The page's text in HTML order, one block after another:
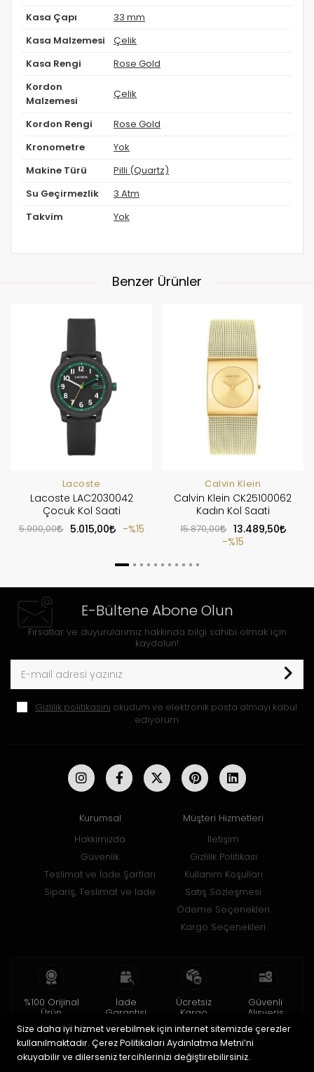
Kasa Çapı 33 mm
Kasa Malzemesi Çelik
Kasa Rengi Rose Gold
Kordon
Malzemesi
Çelik
Kordon Rengi Rose Gold
Kronometre Yok
Makine Türü Pilli (Quartz)
Su Geçirmezlik 3 Atm
Takvim Yok
Benzer Ürünler
Lacoste
Lacoste LAC2030042
Çocuk Kol Saati
5.900,00 5.015,00 %15
Calvin Klein
Calvin Klein CK25100062
Kadın Kol Saati
15.870,00
13.489,50
%15
E-Bültene Abone Olun
Fırsatlar ve duyurularımız hakkında bilgi sahibi olmak için
kaydolun!
Gizlilik politikasını okudum ve elektronik posta almayı kabul
ediyorum.
Kurumsal
Hakkımızda
Güvenlik
Teslimat ve İade Şartları
Sipariş, Teslimat ve İade
Müşteri Hizmetleri
İletişim
Gizlilik Politikası
Kullanım Koşulları
Satış Sözleşmesi
Ödeme Seçenekleri
Kargo Seçenekleri
%100 Orijinal
Ürün
2 yıl garanti
İade
Garantisi
15 gün içinde
iade
Ücretsiz
Kargo
150 TL ve üzeri
Güvenli
Alışveriş
256bit SSL ile
Size daha iyi hizmet verebilmek için internet sitemizde çerezler
kullanılmaktadır. Çerez Politikaları Aydınlatma Metni’ni
okuyabilir ve dilerseniz tercihlerinizi değiştirebilirsiniz.